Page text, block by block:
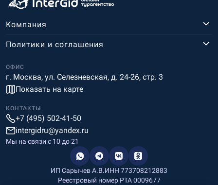
Компания
ОФИС
г. Москва, ул. Селезневская, д. 24-26, стр. 3
Показать на карте
Политики и соглашения
КОНТАКТЫ
+7 (495) 502-41-50
intergidru@yandex.ru
Мы на связи c 10 до 21
ИП Сарычев А.В.ИНН 773708212883
Реестровый номер РТА 0009677